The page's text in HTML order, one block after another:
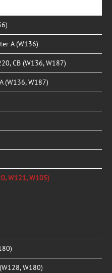
A (W136)
CB (W136, W187)
(W136, W187)
W121, W105)
W180)